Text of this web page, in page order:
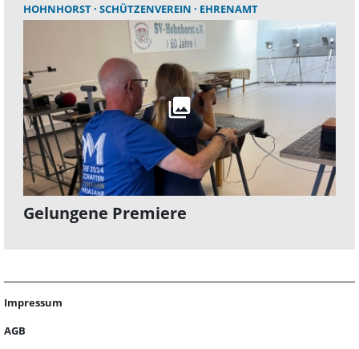
HOHNHORST SCHÜTZENVEREIN EHRENAMT
Gelungene Premiere
Impressum
AGB